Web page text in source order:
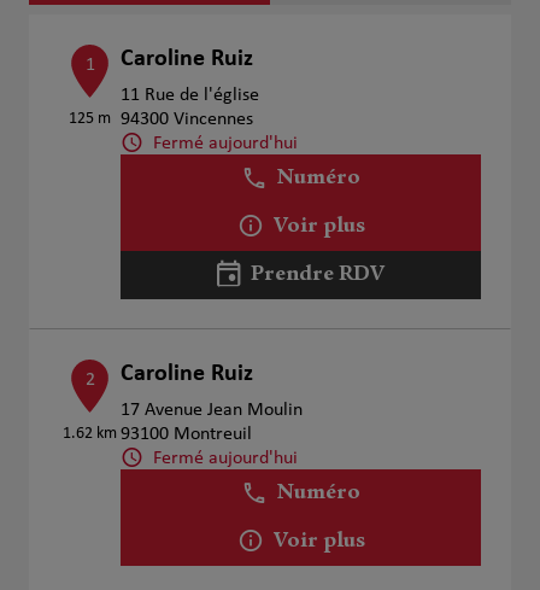
1
125 m
Caroline Ruiz
11 Rue de l'église
94300 Vincennes
Fermé aujourd'hui
Numéro
Voir plus
Prendre RDV
2
1.62 km
Caroline Ruiz
17 Avenue Jean Moulin
93100 Montreuil
Fermé aujourd'hui
Numéro
Voir plus